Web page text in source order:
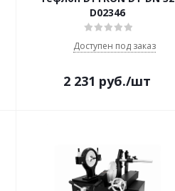
D02346
Доступен под заказ
2 231 руб./шт